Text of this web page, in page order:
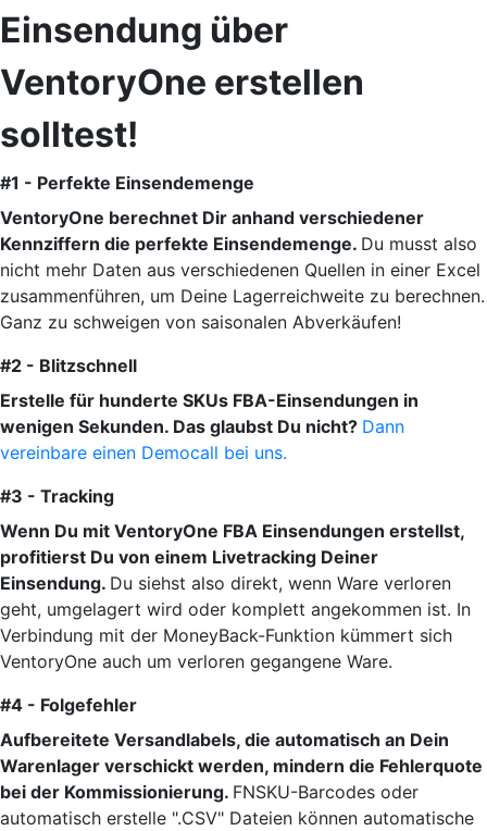
Einsendung über
VentoryOne erstellen
solltest!
#1 - Perfekte Einsendemenge
VentoryOne berechnet Dir anhand verschiedener
Kennziffern die perfekte Einsendemenge. Du musst also
nicht mehr Daten aus verschiedenen Quellen in einer Excel
zusammenführen, um Deine Lagerreichweite zu berechnen.
Ganz zu schweigen von saisonalen Abverkäufen!
#2 - Blitzschnell
Erstelle für hunderte SKUs FBA-Einsendungen in
wenigen Sekunden. Das glaubst Du nicht? Dann
vereinbare einen Democall bei uns.
#3 - Tracking
Wenn Du mit VentoryOne FBA Einsendungen erstellst,
profitierst Du von einem Livetracking Deiner
Einsendung. Du siehst also direkt, wenn Ware verloren
geht, umgelagert wird oder komplett angekommen ist. In
Verbindung mit der MoneyBack-Funktion kümmert sich
VentoryOne auch um verloren gegangene Ware.
#4 - Folgefehler
Aufbereitete Versandlabels, die automatisch an Dein
Warenlager verschickt werden, mindern die Fehlerquote
bei der Kommissionierung. FNSKU-Barcodes oder
automatisch erstelle ".CSV" Dateien können automatische